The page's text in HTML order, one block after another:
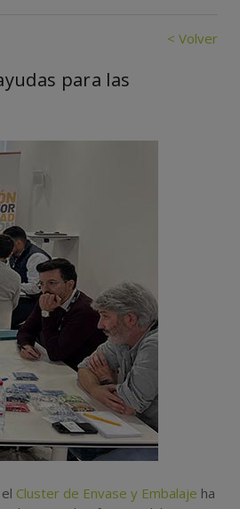
< Volver
para las
Cluster de Envase y Embalaje ha